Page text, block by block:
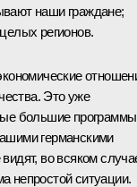
наши граждане;
регионов.
Это уже
большие
германскими
во всяком
непростой ситуации.